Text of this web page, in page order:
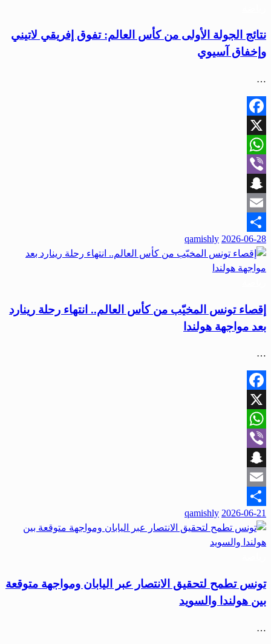
نتائج الجولة الأولى من كأس العالم: تفوق إفريقي لاتيني
وإخفاق آسيوي
…
Facebook
X
WhatsApp
Viber
Snapchat
Email
Share
2026-06-28
qamishly
إقصاء تونس المخيّب من كأس العالم.. انتهاء رحلة رينارد
بعد مواجهة هولندا
…
Facebook
X
WhatsApp
Viber
Snapchat
Email
Share
2026-06-21
qamishly
تونس تطمح لتحقيق الانتصار عبر اليابان ومواجهة متوقعة
بين هولندا والسويد
…